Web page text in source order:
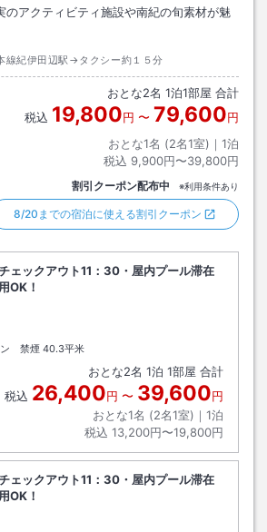
のアクティビティ施設や南紀の旬素材が魅
線紀伊田辺駅→タクシー約１５分
おとな2名 1泊1部屋 合計
税込 19,800円 〜 79,600円
おとな1名 (2名1室)｜ 1泊
税込 9,900円〜39,800円
割引クーポン配布中 ※利用条件あり
8/20までの宿泊に使える割引クーポン
ェックアウト11：30・屋内プール滞在
OK！
クアウト
ン 禁煙 40.3平米
おとな2名 1泊 1部屋 合計
税込 26,400円 〜 39,600円
おとな1名 (2名1室)｜ 1泊
税込 13,200円〜19,800円
ェックアウト11：30・屋内プール滞在
OK！
クアウト